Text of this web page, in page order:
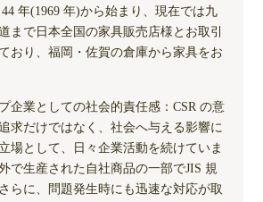
年(1969 年)から始まり、現在では九
まで日本全国の家具販売店様とお取引
おり、福岡・佐賀の倉庫から家具をお
企業としての社会的責任感：CSR の意
求だけではなく、社会へ与える影響に
場として、日々企業活動を続けていま
で生産された自社商品の一部でJIS 規
らに、問題発生時にも迅速な対応が取